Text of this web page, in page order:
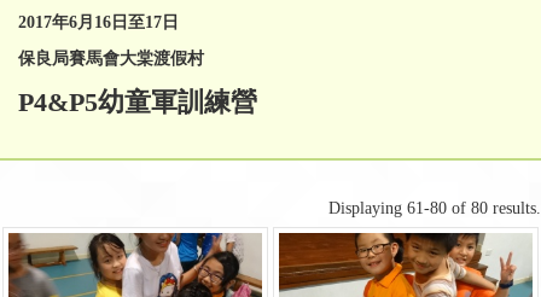
2017年6月 16 日至17 日
保良局賽馬會大棠渡假村
P4&P5幼童軍訓練營
Displaying 61-80 of 80 results.